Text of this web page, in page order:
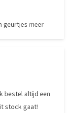
geurtjes meer
bestel altijd een
stock gaat!